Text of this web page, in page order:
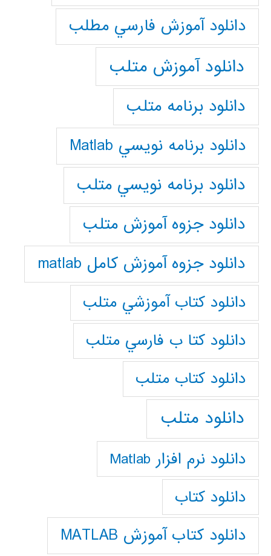
دانلود آموزش فارسي مطلب
دانلود آموزش متلب
دانلود برنامه متلب
دانلود برنامه نويسي Matlab
دانلود برنامه نويسي متلب
دانلود جزوه آموزش متلب
دانلود جزوه آموزش کامل matlab
دانلود كتاب آموزشي متلب
دانلود كتا ب فارسي متلب
دانلود كتاب متلب
دانلود متلب
دانلود نرم افزار Matlab
دانلود کتاب
دانلود کتاب آموزش MATLAB